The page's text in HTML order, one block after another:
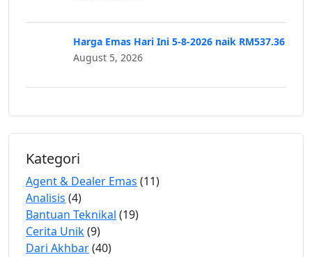
Harga Emas Hari Ini 5-8-2026 naik RM537.36
August 5, 2026
Kategori
Agent & Dealer Emas (11)
Analisis (4)
Bantuan Teknikal (19)
Cerita Unik(9)
Dari Akhbar(40)